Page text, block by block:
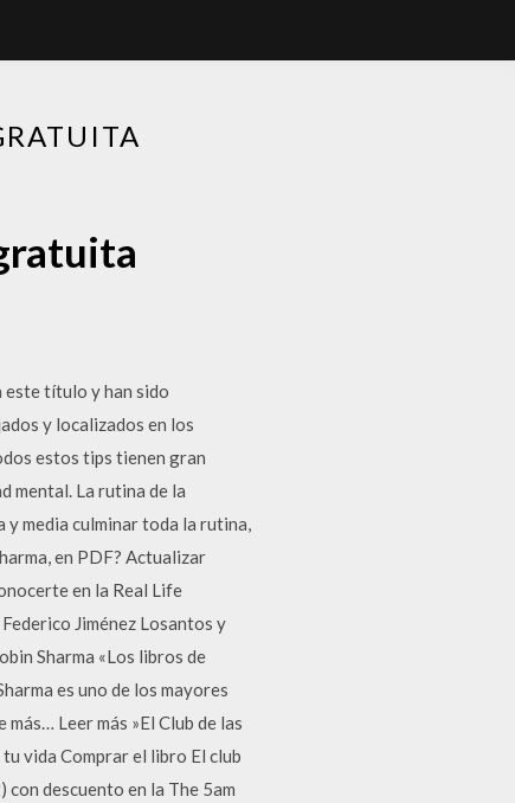
este título y han sido
y localizados en los
estos tips tienen gran
mental. La rutina de la
y media culminar toda la rutina,
en PDF? Actualizar
en la Real Life
Jiménez Losantos y
Sharma «Los libros de
es uno de los mayores
Leer más »El Club de las
vida Comprar el libro El club
descuento en la The 5am